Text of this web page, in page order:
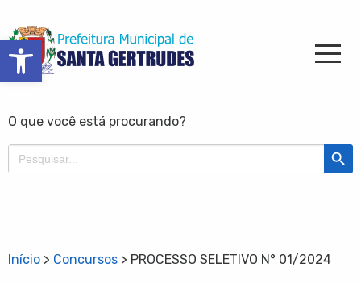
Barra de Ferramentas Aberta
O que você está procurando?
Search
for:
Search
Início > Concursos > PROCESSO SELETIVO N° 01/2024